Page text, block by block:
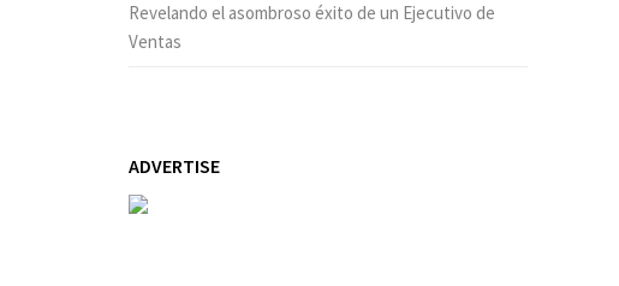
Revelando el asombroso éxito de un Ejecutivo de
Ventas
ADVERTISE